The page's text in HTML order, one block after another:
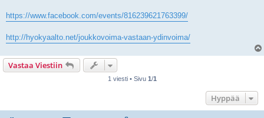
https://www.facebook.com/events/816239621763399/
http://hyokyaalto.net/joukkovoima-vastaan-ydinvoima/
Vastaa Viestiin
1 viesti • Sivu 1/1
Hyppää